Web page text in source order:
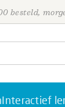
besteld,
Interactief